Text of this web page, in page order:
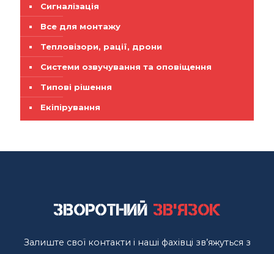
Сигналізація
Все для монтажу
Тепловізори, рації, дрони
Системи озвучування та оповіщення
Типові рішення
Екіпірування
Зворотний зв'язок
Залиште свої контакти і наші фахівці зв’яжуться з